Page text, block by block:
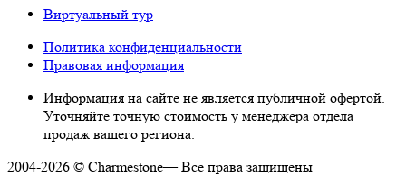
Виртуальный тур
Политика конфиденциальности
Правовая информация
Информация на сайте не является публичной офертой.
Уточняйте точную стоимость у менеджера отдела
продаж вашего региона.
2004-2026 © Charmestone— Все права защищены